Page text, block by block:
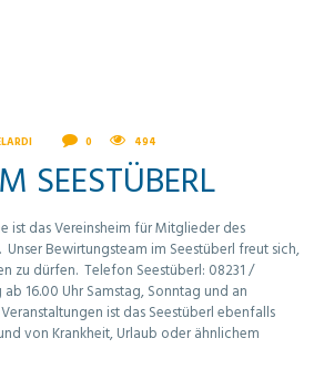
0 494
SEESTÜBERL
ist das Vereinsheim für Mitglieder des
Unser Bewirtungsteam im Seestüberl freut sich,
zu dürfen. Telefon Seestüberl: 08231 /
16.00 Uhr Samstag, Sonntag und an
ist das Seestüberl ebenfalls
von Krankheit, Urlaub oder ähnlichem